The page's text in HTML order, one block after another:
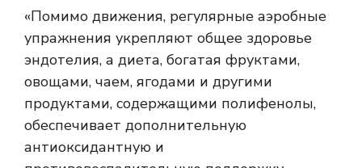
«Помимо движения, регулярные аэробные
упражнения укрепляют общее здоровье
эндотелия, а диета, богатая фруктами,
овощами, чаем, ягодами и другими
продуктами, содержащими полифенолы,
обеспечивает дополнительную
антиоксидантную и